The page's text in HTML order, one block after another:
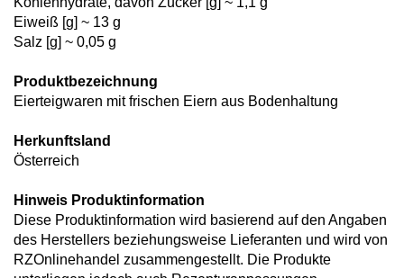
Eiweiß [g] ~ 13 g
Salz [g] ~ 0,05 g
Produktbezeichnung
Eierteigwaren mit frischen Eiern aus Bodenhaltung
Herkunftsland
Österreich
Hinweis Produktinformation
Diese Produktinformation wird basierend auf den Angaben
des Herstellers beziehungsweise Lieferanten und wird von
RZOnlinehandel zusammengestellt. Die Produkte